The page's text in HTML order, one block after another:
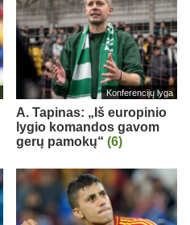
Konferencijų lyga
A. Tapinas: „Iš europinio
lygio komandos gavom
gerų pamokų“ (6)